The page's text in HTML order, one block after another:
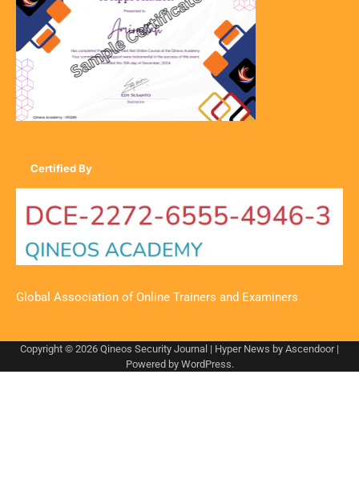
Certified By
Global Association of Online Trainers and Examiners
Copyright © 2026 Qineos Security Journal | Hyper News by Ascendoor|
Powered by WordPress.